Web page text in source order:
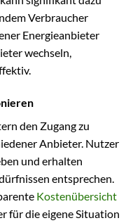
Verbraucher
Energieanbieter
wechseln,
den Zugang zu
Anbieter. Nutzer
und erhalten
entsprechen.
Kostenübersicht
für die eigene Situation